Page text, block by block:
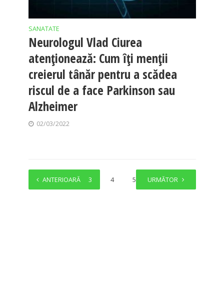
SANATATE
Neurologul Vlad Ciurea
atenționează: Cum îți menții
creierul tânăr pentru a scădea
riscul de a face Parkinson sau
Alzheimer
02/03/2022
ANTERIOARĂ
1 2 3 4 5 … 7
URMĂTOR